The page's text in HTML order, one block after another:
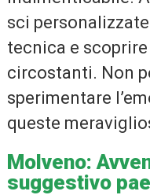
sci
tecnica e
circostanti. Non
sperimentare
queste
Molveno:
suggestivo